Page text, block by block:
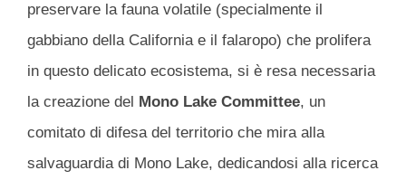
preservare la fauna volatile (specialmente il
gabbiano della California e il falaropo) che prolifera
in questo delicato ecosistema, si è resa necessaria
la creazione del
Mono Lake Committee, un
comitato di difesa del territorio che mira alla
salvaguardia di Mono Lake, dedicandosi alla ricerca